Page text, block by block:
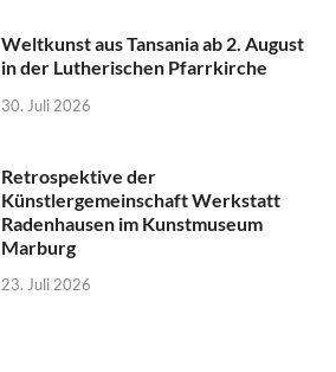
Weltkunst aus Tansania ab 2. August
in der Lutherischen Pfarrkirche
30. Juli 2026
Retrospektive der
Künstlergemeinschaft Werkstatt
Radenhausen im Kunstmuseum
Marburg
23. Juli 2026